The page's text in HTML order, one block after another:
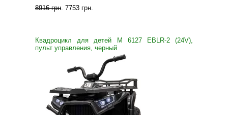
8916 грн. 7753 грн.
Квадроцикл для детей M 6127 EBLR-2 (24V),
пульт управления, черный